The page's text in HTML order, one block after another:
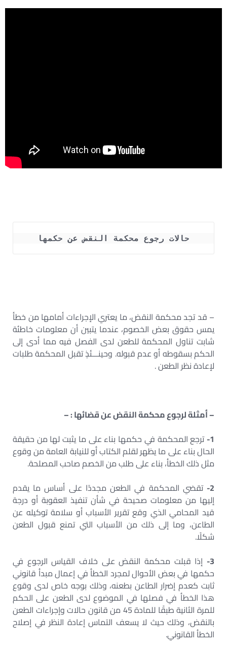
حالات رجوع محكمة النقض عن حكمها
– قد تجد محكمة النقض، ما يعتري الإجراءات أمامها من خطأ
يمس حقوق بعض الخصوم، عندما يتبين أن معلومات خاطئة
شابت تناول المحكمة للطعن لدى الفصل فيه مما أدى إلى
الحكم بسقوطه أو عدم قبوله. وحينـــئذٍ تقبل المحكمة طلبات
لإعادة نظر الطعن .
– أمثلة لرجوع محكمة النقض عن قضائها : –
1- ترجع المحكمة في حكمها بناء على ما يثبت لها من حقيقة
الحال بناء على ما يظهر لقلم الكتاب أو للنيابة العامة من وقوع
مثل ذلك الخطأ، بناء على طلب من الخصم صاحب المصلحة.
2- تقضي المحكمة في الطعن مجددًا على أساس ما يقدم
إليها من معلومات صحيحة في شأن تنفيذ العقوبة أو درجة
قيد المحامي الذي وقع تقرير الأسباب أو سلامة توكيله عن
الطاعن، وما إلى ذلك من الأسباب التي تمنع قبول الطعن
شكلًا.
3- إذا قبلت محكمة النقض على خلاف القياس الرجوع في
حكمها في بعض الأحوال لمجرد الخطأ في إعمال مبدأ قانوني
ثابت كعدم إضرار الطاعن بطعنه، وذلك بوجه خاص لدى وقوع
هذا الخطأ في فصلها في الموضوع لدى الطعن على الحكم
للمرة الثانية طبقًا للمادة 45 من قانون حالات وإجراءات الطعن
بالنقض، وذلك حيث لا يسعف التماس إعادة النظر في إصلاح
الخطأ القانوني.